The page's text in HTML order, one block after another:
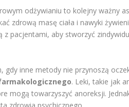
odżywianiu to kolejny ważny
zdrową masę ciała i nawyki
z pacjentami, aby stworzyć
gdy inne metody nie przynoszą
. Leki, takie jak
mogą towarzyszyć anoreksji.
zdrowia psychicznego.